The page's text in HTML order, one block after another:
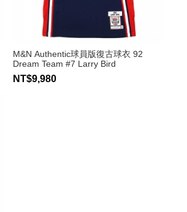
M&N Authentic球員版復古球衣 92
Dream Team #7 Larry Bird
NT$9,980